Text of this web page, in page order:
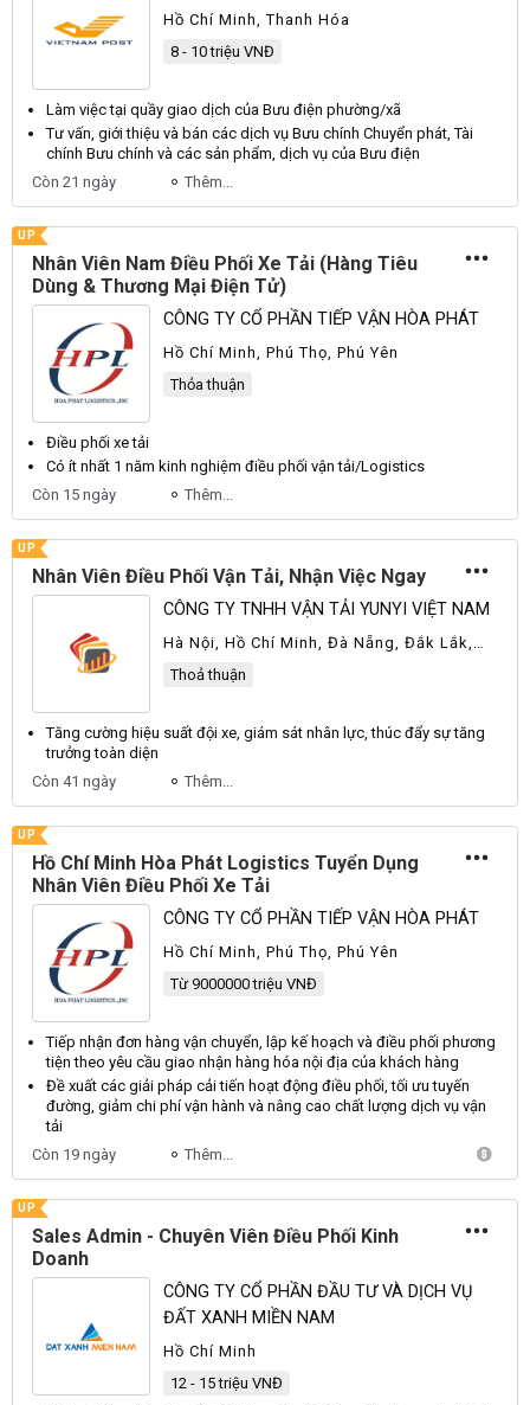
Hồ Chí Minh, Thanh Hóa
8 - 10 triệu VNĐ
Làm việc tại quầy giao dịch của Bưu điện phường/xã
Tư vấn, giới thiệu và bán các dịch vụ Bưu chính Chuyển phát, Tài
chính Bưu chính và các sản phẩm, dịch vụ của Bưu điện
Còn 21 ngày
Thêm...
UP
Nhân Viên Nam Điều Phối Xe Tải (Hàng Tiêu
Dùng & Thương Mại Điện Tử)
CÔNG TY CỔ PHẦN TIẾP VẬN HÒA PHÁT
Hồ Chí Minh, Phú Thọ, Phú Yên
Thỏa thuận
Điều phối xe tải
Có ít nhất 1 năm kinh nghiệm điều phối vận tải/Logistics
Còn 15 ngày
Thêm...
UP
Nhân Viên Điều Phối Vận Tải, Nhận Việc Ngay
CÔNG TY TNHH VẬN TẢI YUNYI VIỆT NAM
Hà Nội, Hồ Chí Minh, Đà Nẵng, Đắk Lắk,
Thái Nguyên, Vĩnh Long, Khác
Thoả thuận
Tăng cường hiệu suất đội xe, giám sát nhân lực, thúc đẩy sự tăng
trưởng toàn diện
Còn 41 ngày
Thêm...
UP
Hồ Chí Minh Hòa Phát Logistics Tuyển Dụng
Nhân Viên Điều Phối Xe Tải
CÔNG TY CỔ PHẦN TIẾP VẬN HÒA PHÁT
Hồ Chí Minh, Phú Thọ, Phú Yên
Từ 9000000 triệu VNĐ
Tiếp nhận đơn hàng vận chuyển, lập kế hoạch và điều phối phương
tiện theo yêu cầu giao nhận hàng hóa nội địa của khách hàng
Đề xuất các giải pháp cải tiến hoạt động điều phối, tối ưu tuyến
đường, giảm chi phí vận hành và nâng cao chất lượng dịch vụ vận
tải
Còn 19 ngày
Thêm...
UP
Sales Admin - Chuyên Viên Điều Phối Kinh
Doanh
CÔNG TY CỔ PHẦN ĐẦU TƯ VÀ DỊCH VỤ
ĐẤT XANH MIỀN NAM
Hồ Chí Minh
12 - 15 triệu VNĐ